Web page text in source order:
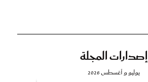
إصدارات المجلة
يوليو و أغسطس 2026